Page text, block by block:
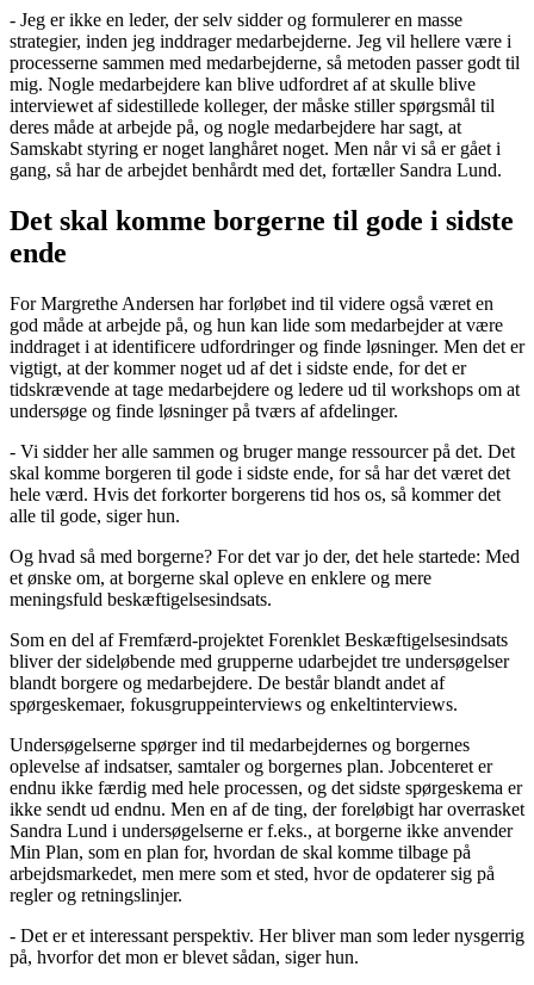
- Jeg er ikke en leder, der selv sidder og formulerer en masse
strategier, inden jeg inddrager medarbejderne. Jeg vil hellere være i
processerne sammen med medarbejderne, så metoden passer godt til
mig. Nogle medarbejdere kan blive udfordret af at skulle blive
interviewet af sidestillede kolleger, der måske stiller spørgsmål til
deres måde at arbejde på, og nogle medarbejdere har sagt, at
Samskabt styring er noget langhåret noget. Men når vi så er gået i
gang, så har de arbejdet benhårdt med det, fortæller Sandra Lund.
Det skal komme borgerne til gode i sidste
ende
For Margrethe Andersen har forløbet ind til videre også været en
god måde at arbejde på, og hun kan lide som medarbejder at være
inddraget i at identificere udfordringer og finde løsninger. Men det er
vigtigt, at der kommer noget ud af det i sidste ende, for det er
tidskrævende at tage medarbejdere og ledere ud til workshops om at
undersøge og finde løsninger på tværs af afdelinger.
- Vi sidder her alle sammen og bruger mange ressourcer på det. Det
skal komme borgeren til gode i sidste ende, for så har det været det
hele værd. Hvis det forkorter borgerens tid hos os, så kommer det
alle til gode, siger hun.
Og hvad så med borgerne? For det var jo der, det hele startede: Med
et ønske om, at borgerne skal opleve en enklere og mere
meningsfuld beskæftigelsesindsats.
Som en del af Fremfærd-projektet Forenklet Beskæftigelsesindsats
bliver der sideløbende med grupperne udarbejdet tre undersøgelser
blandt borgere og medarbejdere. De består blandt andet af
spørgeskemaer, fokusgruppeinterviews og enkeltinterviews.
Undersøgelserne spørger ind til medarbejdernes og borgernes
oplevelse af indsatser, samtaler og borgernes plan. Jobcenteret er
endnu ikke færdig med hele processen, og det sidste spørgeskema er
ikke sendt ud endnu. Men en af de ting, der foreløbigt har overrasket
Sandra Lund i undersøgelserne er f.eks., at borgerne ikke anvender
Min Plan, som en plan for, hvordan de skal komme tilbage på
arbejdsmarkedet, men mere som et sted, hvor de opdaterer sig på
regler og retningslinjer.
- Det er et interessant perspektiv. Her bliver man som leder nysgerrig
på, hvorfor det mon er blevet sådan, siger hun.